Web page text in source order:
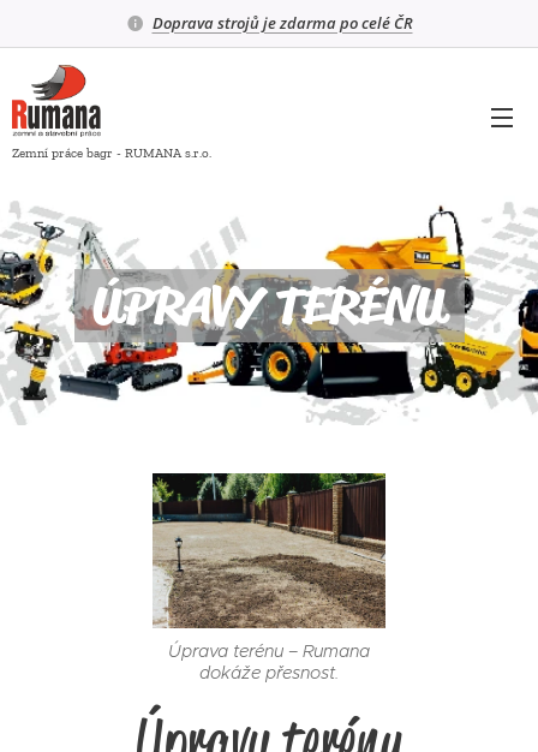
Doprava strojů je zdarma po celé ČR
Zemní práce bagr - RUMANA s.r.o.
ÚPRAVY TERÉNU
Úprava terénu – Rumana
dokáže přesnost.